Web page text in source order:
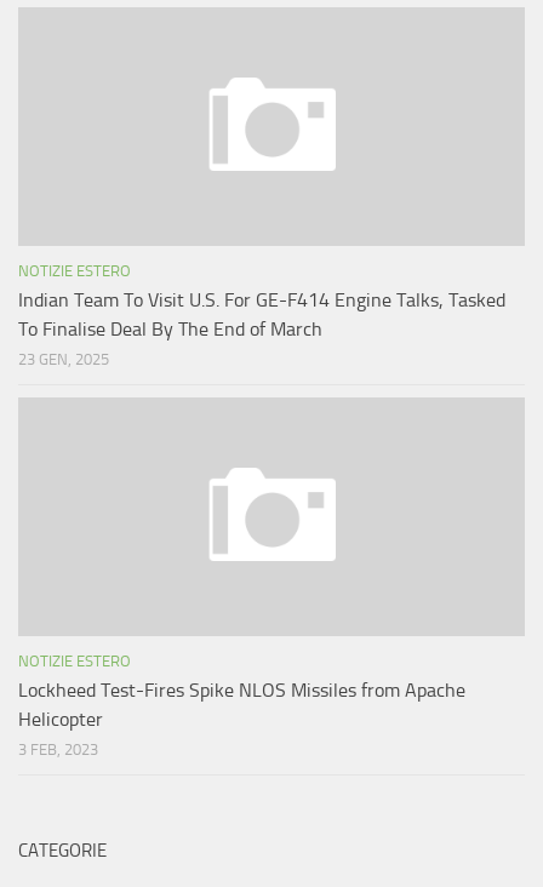
NOTIZIE ESTERO
Indian Team To Visit U.S. For GE-F414 Engine Talks, Tasked
To Finalise Deal By The End of March
23 GEN, 2025
NOTIZIE ESTERO
Lockheed Test-Fires Spike NLOS Missiles from Apache
Helicopter
3 FEB, 2023
CATEGORIE